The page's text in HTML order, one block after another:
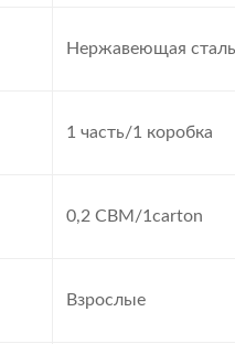
Нержавеющая
1 часть/1 коробка
0,2 CBM/1carton
Взрослые